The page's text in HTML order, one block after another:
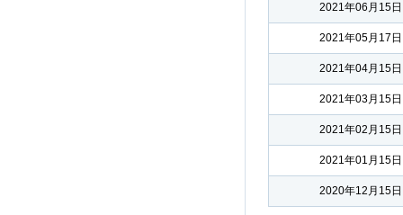
2021年06月15日
2021年05月17日
2021年04月15日
2021年03月15日
2021年02月15日
2021年01月15日
2020年12月15日